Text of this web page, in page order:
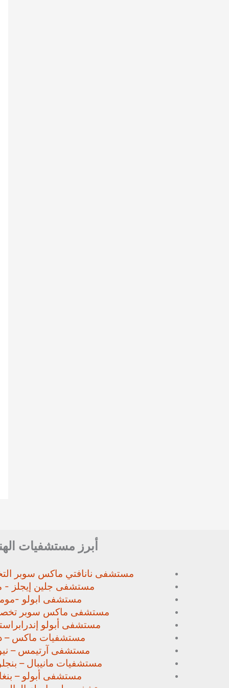
أبرز مستشفيات
مستشفى نانافتي ماكس سوبر
مستشفى جلين إيجلز -
مستشفى ابولو -
مستشفى ماكس سوبر
مستشفى أبولو
مستشفيات ماكس –
مستشفى آرتيمس –
مستشفيات مانيبال –
مستشفى أبولو –